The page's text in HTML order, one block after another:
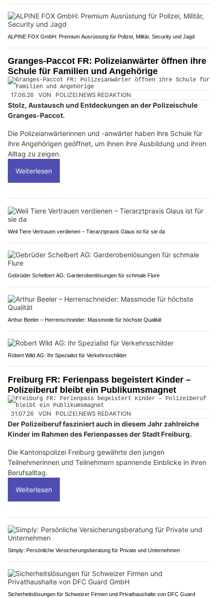
ALPINE FOX GmbH: Premium Ausrüstung für Polizei, Militär, Security und Jagd
Granges-Paccot FR: Polizeianwärter öffnen ihre
Schule für Familien und Angehörige
17.06.26 VON POLIZEI.NEWS REDAKTION
Stolz, Austausch und Entdeckungen an der Polizeischule
Granges-Paccot.
Die Polizeianwärterinnen und -anwärter haben ihre Schule für
ihre Angehörigen geöffnet, um ihnen ihre Ausbildung und ihren
Alltag zu zeigen.
Weiterlesen
Weil Tiere Vertrauen verdienen – Tierarztpraxis Glaus ist für sie da
Gebrüder Schelbert AG: Garderobenlösungen für schmale Flure
Arthur Beeler – Herrenschneider: Massmode für höchste Qualität
Robert Wild AG: Ihr Spezialist für Verkehrsschilder
Freiburg FR: Ferienpass begeistert Kinder –
Polizeiberuf bleibt ein Publikumsmagnet
31.07.26 VON POLIZEI.NEWS REDAKTION
Der Polizeiberuf fasziniert auch in diesem Jahr zahlreiche
Kinder im Rahmen des Ferienpasses der Stadt Freiburg.
Die Kantonspolizei Freiburg gewährte den jungen
Teilnehmerinnen und Teilnehmern spannende Einblicke in ihren
Berufsalltag.
Weiterlesen
Simply: Persönliche Versicherungsberatung für Private und Unternehmen
Sicherheitslösungen für Schweizer Firmen und Privathaushalte von DFC Guard